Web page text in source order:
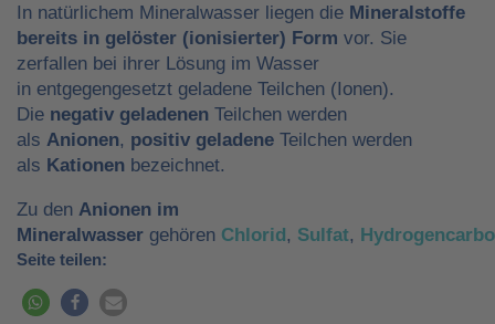
In natürlichem Mineralwasser liegen die Mineralstoffe
bereits in gelöster (ionisierter) Form vor. Sie
zerfallen bei ihrer Lösung im Wasser
in entgegengesetzt geladene Teilchen (Ionen).
Die negativ geladenen Teilchen werden
als Anionen, positiv geladene Teilchen werden
als Kationen bezeichnet.
Zu den Anionen im
Mineralwasser gehören Chlorid, Sulfat,
Seite teilen: